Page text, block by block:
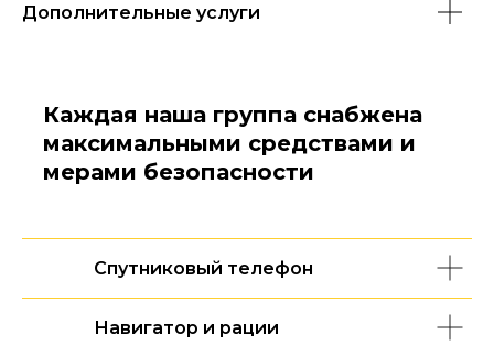
Дополнительные услуги
Каждая наша группа снабжена
максимальными средствами и
мерами безопасности
Спутниковый телефон
Навигатор и рации